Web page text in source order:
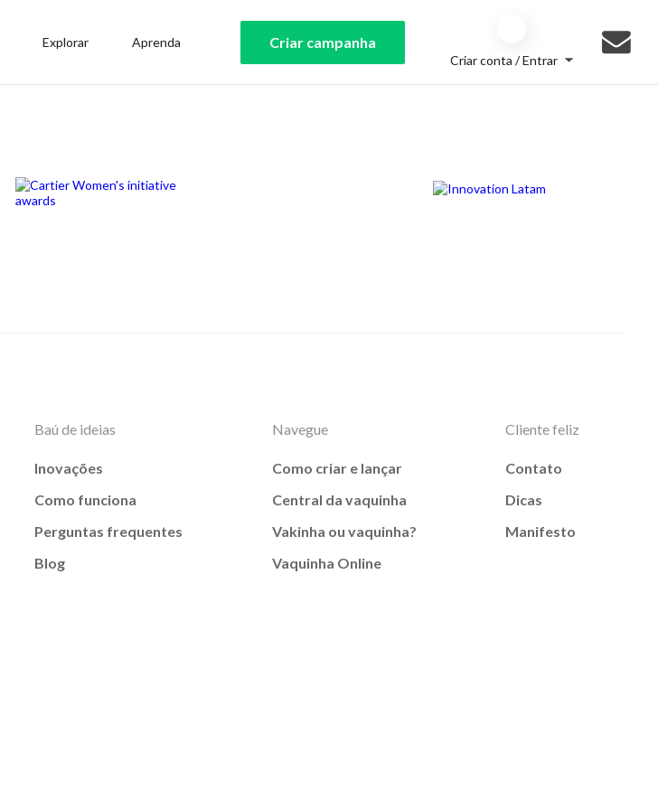
Explorar Aprenda Criar campanha
Criar conta / Entrar
Baú de ideias
Inovações
Como funciona
Perguntas frequentes
Blog
Navegue
Como criar e lançar
Central da vaquinha
Vakinha ou vaquinha?
Vaquinha Online
Cliente feliz
Contato
Dicas
Manifesto